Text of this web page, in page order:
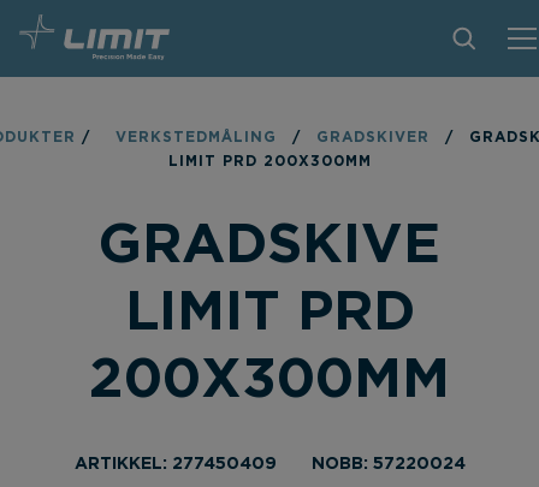
PRODUKTER
BLI FORHANDLER
OM LIMIT
NEDLASTINGER
/ VERKSTEDMÅLING / GRADSKIVER /
LIMIT PRD 200X300MM
GRADSKIVE
LIMIT PRD
200X300MM
ARTIKKEL: 277450409 NOBB: 57220024